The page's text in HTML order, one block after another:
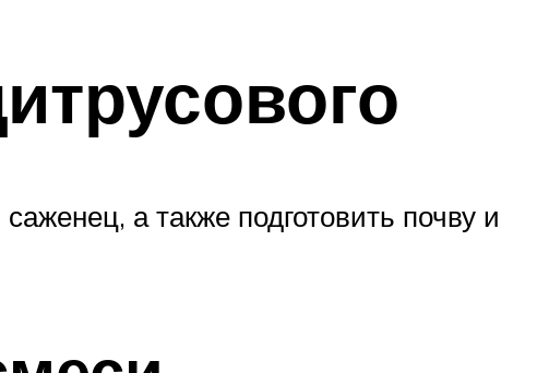
а также подготовить почву и